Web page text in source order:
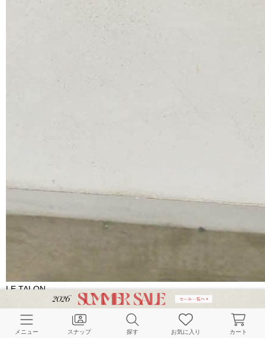
LE TALON
《追加》2cmゴムストラップサンダル
ピンク | M
￥10,780
メニュー スナップ 探す お気に入り カート